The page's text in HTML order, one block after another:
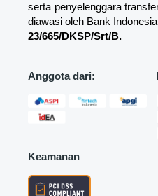
serta penyelenggara
diawasi oleh Bank
23/665/DKSP/Srt/B.
Anggota dari:
Keamanan